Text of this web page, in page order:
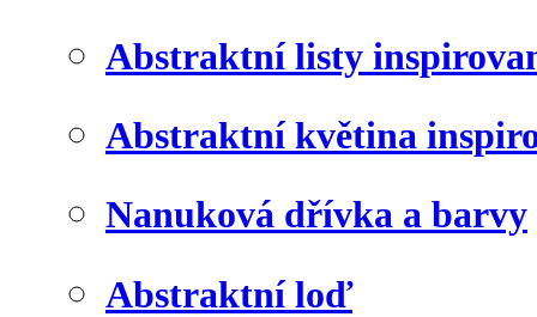
Abstraktní listy
Abstraktní květina
Nanuková dřívka a barvy
Abstraktní loď